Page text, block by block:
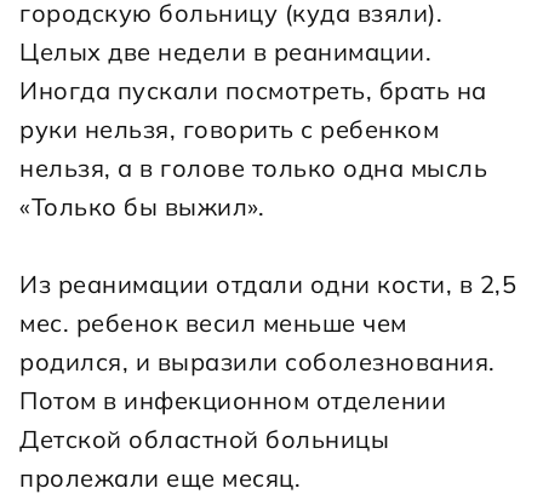
городскую больницу (куда взяли).
Целых две недели в реанимации.
Иногда пускали посмотреть, брать на
руки нельзя, говорить с ребенком
нельзя, а в голове только одна мысль
«Только бы выжил».
Из реанимации отдали одни кости, в 2,5
мес. ребенок весил меньше чем
родился, и выразили соболезнования.
Потом в инфекционном отделении
Детской областной больницы
пролежали еще месяц.